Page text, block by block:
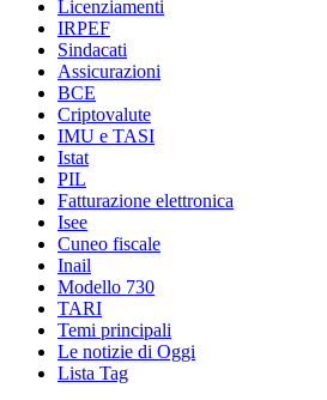
Licenziamenti
IRPEF
Sindacati
Assicurazioni
BCE
Criptovalute
IMU e TASI
Istat
PIL
Fatturazione elettronica
Isee
Cuneo fiscale
Inail
Modello 730
TARI
Temi principali
Le notizie di Oggi
Lista Tag